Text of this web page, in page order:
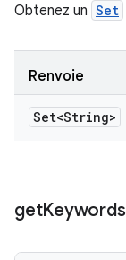
Obtenez un Set
Renvoie
Set<String>
getKeywords